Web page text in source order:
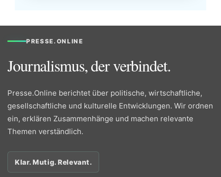
PRESSE.ONLINE
Journalismus, der verbindet.
Presse.Online berichtet über politische, wirtschaftliche,
gesellschaftliche und kulturelle Entwicklungen. Wir ordnen
ein, erklären Zusammenhänge und machen relevante
Themen verständlich.
Klar. Mutig. Relevant.